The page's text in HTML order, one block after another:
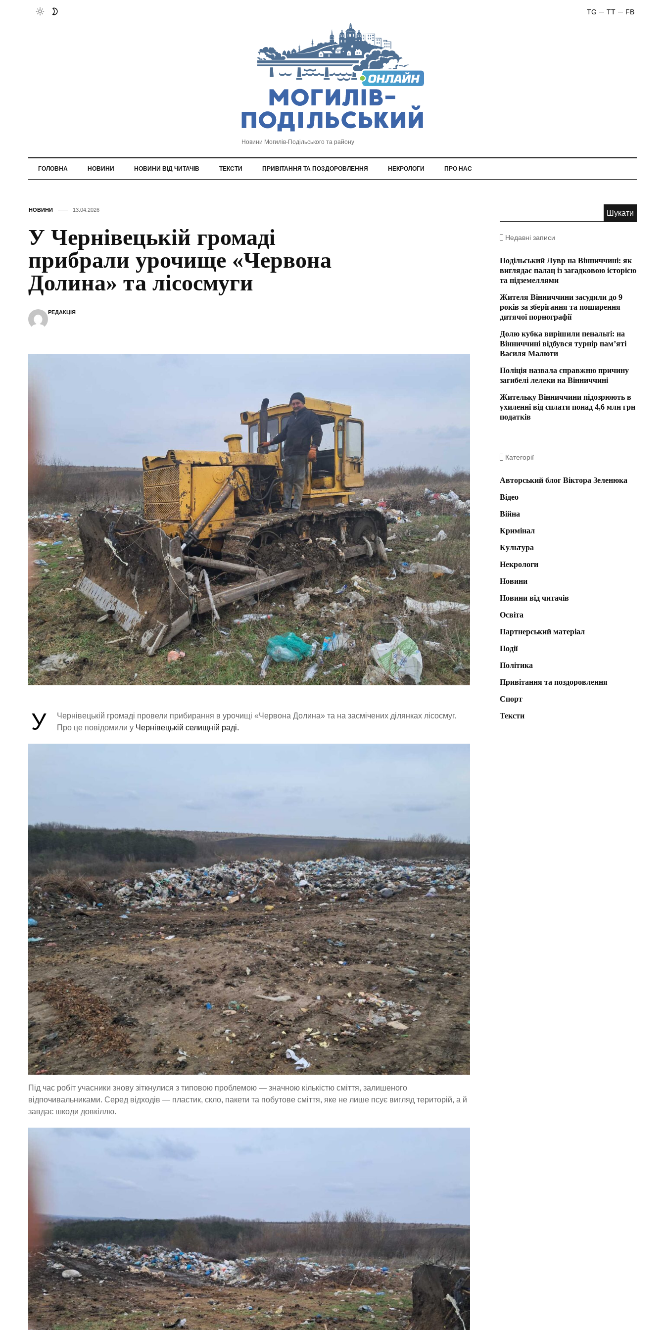
FB
TT
TG
Новини Могилів-Подільського та району
ГОЛОВНА НОВИНИ НОВИНИ ВІД ЧИТАЧІВ ТЕКСТИ ПРИВІТАННЯ ТА ПОЗДОРОВЛЕННЯ НЕКРОЛОГИ ПРО НАС
НОВИНИ 13.04.2026
У Чернівецькій громаді
прибрали урочище «Червона
Долина» та лісосмуги
РЕДАКЦІЯ
У
Чернівецькій громаді провели прибирання в урочищі «Червона Долина» та на засмічених ділянках лісосмуг.
Про це повідомили у Чернівецькій селищній раді.
Під час робіт учасники знову зіткнулися з типовою проблемою — значною кількістю сміття, залишеного
відпочивальниками. Серед відходів — пластик, скло, пакети та побутове сміття, яке не лише псує вигляд територій, а й
завдає шкоди довкіллю.
Недавні записи
Подільський Лувр на Вінниччині: як
виглядає палац із загадковою історією
та підземеллями
Жителя Вінниччини засудили до 9
років за зберігання та поширення
дитячої порнографії
Долю кубка вирішили пенальті: на
Вінниччині відбувся турнір пам’яті
Василя Малюти
Поліція назвала справжню причину
загибелі лелеки на Вінниччині
Жительку Вінниччини підозрюють в
ухиленні від сплати понад 4,6 млн грн
податків
Категорії
Авторський блог Віктора Зеленюка
Відео
Війна
Кримінал
Культура
Некрологи
Новини
Новини від читачів
Освіта
Партнерський матеріал
Події
Політика
Привітання та поздоровлення
Спорт
Тексти